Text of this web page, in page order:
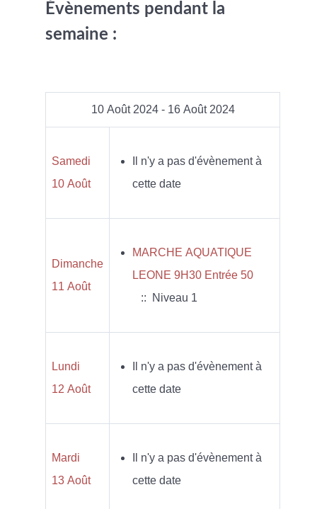
Évènements pendant la
semaine :
10 Août 2024 - 16 Août 2024
Samedi
10 Août
Il n'y a pas d'évènement à
cette date
Dimanche
11 Août
MARCHE AQUATIQUE
LEONE 9H30 Entrée 50
:: Niveau 1
Lundi
12 Août
Il n'y a pas d'évènement à
cette date
Mardi
13 Août
Il n'y a pas d'évènement à
cette date